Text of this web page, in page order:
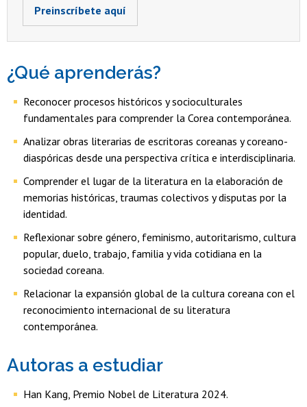
Preinscríbete aquí
¿Qué aprenderás?
Reconocer procesos históricos y socioculturales
fundamentales para comprender la Corea contemporánea.
Analizar obras literarias de escritoras coreanas y coreano-
diaspóricas desde una perspectiva crítica e interdisciplinaria.
Comprender el lugar de la literatura en la elaboración de
memorias históricas, traumas colectivos y disputas por la
identidad.
Reflexionar sobre género, feminismo, autoritarismo, cultura
popular, duelo, trabajo, familia y vida cotidiana en la
sociedad coreana.
Relacionar la expansión global de la cultura coreana con el
reconocimiento internacional de su literatura
contemporánea.
Autoras a estudiar
Han Kang, Premio Nobel de Literatura 2024.